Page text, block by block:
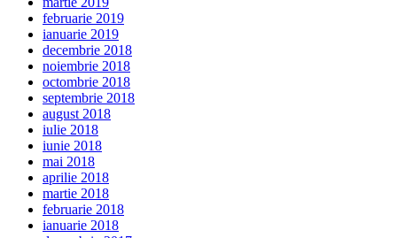
februarie 2019
ianuarie 2019
decembrie 2018
noiembrie 2018
octombrie 2018
septembrie 2018
august 2018
iulie 2018
iunie 2018
mai 2018
aprilie 2018
martie 2018
februarie 2018
ianuarie 2018